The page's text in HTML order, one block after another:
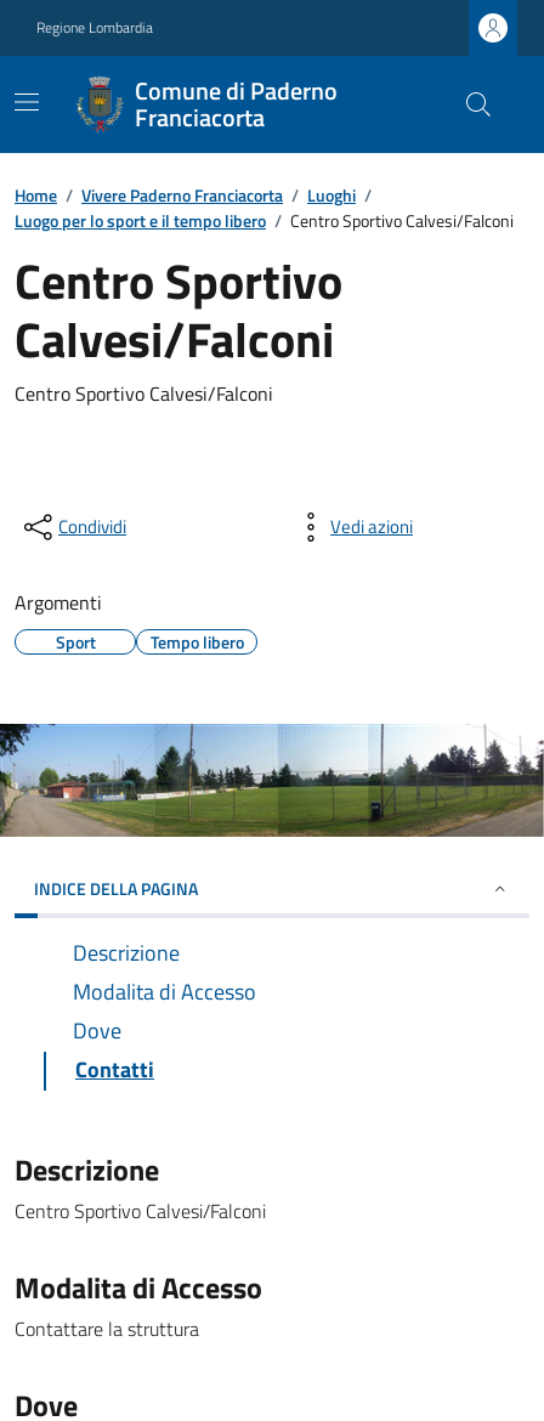
Regione Lombardia
Comune di Paderno
Franciacorta
Home / Vivere Paderno Franciacorta / Luoghi /
Luogo per lo sport e il tempo libero / Centro Sportivo Calvesi/Falconi
Centro Sportivo
Calvesi/Falconi
Centro Sportivo Calvesi/Falconi
Condividi Vedi azioni
Argomenti
Sport Tempo libero
INDICE DELLA PAGINA
Descrizione
Modalita di Accesso
Dove
Contatti
Descrizione
Centro Sportivo Calvesi/Falconi
Modalita di Accesso
Contattare la struttura
Dove